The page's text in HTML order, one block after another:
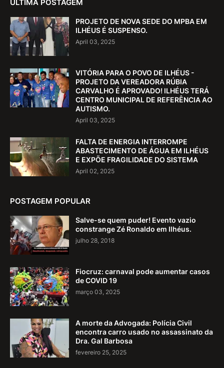
ÚLTIMA POSTAGEM
PROJETO DE NOVA SEDE DO MPBA EM
ILHÉUS É SUSPENSO.
April 03, 2025
VITÓRIA PARA O POVO DE ILHÉUS -
PROJETO DA VEREADORA RÚBIA
CARVALHO É APROVADO! ILHÉUS TERÁ
CENTRO MUNICIPAL DE REFERÊNCIA AO
AUTISMO.
April 03, 2025
FALTA DE ENERGIA INTERROMPE
ABASTECIMENTO DE ÁGUA EM ILHÉUS
E EXPÕE FRAGILIDADE DO SISTEMA
April 02, 2025
POSTAGEM POPULAR
Salve-se quem puder! Evento vazio
constrange Zé Ronaldo em Ilhéus.
julho 28, 2018
Fiocruz: carnaval pode aumentar casos
de COVID 19
março 03, 2025
A morte da Advogada: Polícia Civil
encontra carro usado no assassinato da
Dra. Gal Barbosa
fevereiro 25, 2025